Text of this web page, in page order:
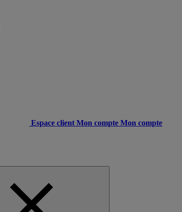
Espace client Mon compte Mon compte